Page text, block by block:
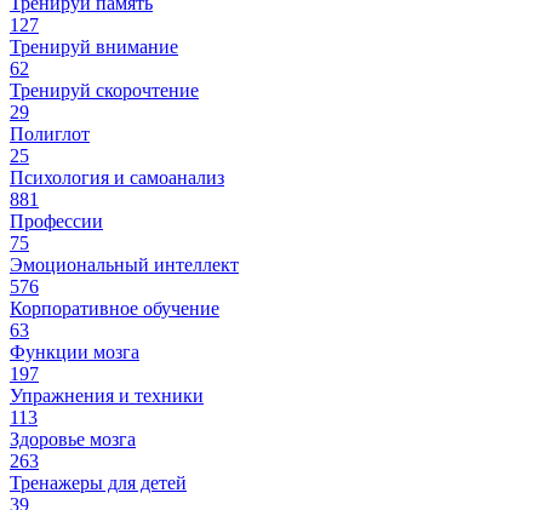
127
Тренируй внимание
62
Тренируй скорочтение
29
Полиглот
25
Психология и самоанализ
881
Профессии
75
Эмоциональный интеллект
576
Корпоративное обучение
63
Функции мозга
197
Упражнения и техники
113
Здоровье мозга
263
Тренажеры для детей
39